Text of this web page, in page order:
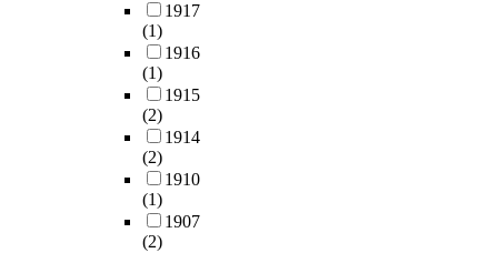
1917
(1)
1916
(1)
1915
(2)
1914
(2)
1910
(1)
1907
(2)